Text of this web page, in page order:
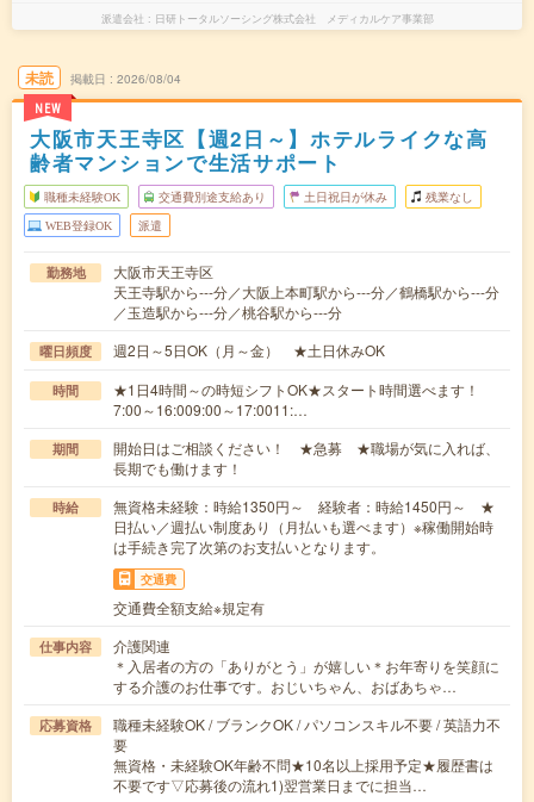
派遣会社 日研トータルソーシング株式会社 メディカルケア事業部
未読
NEW
掲載日 2026/08/04
大阪市天王寺区【週2日～】ホテルライクな高
齢者マンションで生活サポート
職種未経験OK 交通費別途支給あり 土日祝日が休み 残業なし
WEB登録OK 派遣
勤務地
大阪市天王寺区
天王寺駅から---分／大阪上本町駅から---分／鶴橋駅から---分
／玉造駅から---分／桃谷駅から---分
曜日頻度 週2日～5日OK（月～金） ★土日休みOK
時間
★1日4時間～の時短シフトOK★スタート時間選べます！
7:00～16:009:00～17:0011:…
期間
開始日はご相談ください！ ★急募 ★職場が気に入れば、
長期でも働けます！
時給
無資格未経験：時給1350円～ 経験者：時給1450円～ ★
日払い／週払い制度あり（月払いも選べます）※稼働開始時
は手続き完了次第のお支払いとなります。
交通費
交通費全額支給※規定有
仕事内容
介護関連
＊入居者の方の「ありがとう」が嬉しい＊お年寄りを笑顔に
する介護のお仕事です。おじいちゃん、おばあちゃ…
応募資格
職種未経験OK / ブランクOK / パソコンスキル不要 / 英語力不
要
無資格・未経験OK年齢不問★10名以上採用予定★履歴書は
不要です▽応募後の流れ1)翌営業日までに担当…